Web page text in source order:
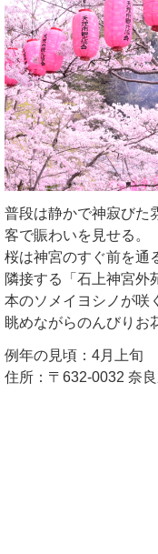
普段は静かで神寂びた
客で賑わいを見せる。
桜は神宮のすぐ前を通
隣接する「石上神宮外
本のソメイヨシノが咲
眺めながらのんびりお
例年の見頃：4月上旬
住所：〒632-0032 奈